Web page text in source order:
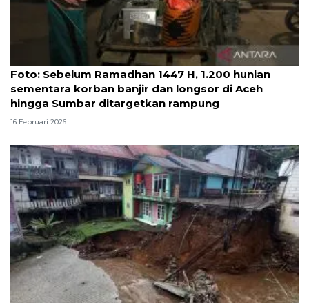
Foto: Sebelum Ramadhan 1447 H, 1.200 hunian
sementara korban banjir dan longsor di Aceh
hingga Sumbar ditargetkan rampung
16 Februari 2026